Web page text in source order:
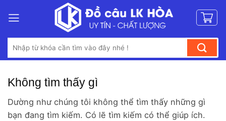
qua
dung
kiếm:
Không tìm thấy gì
Dường như chúng tôi không thể tìm thấy những gì
bạn đang tìm kiếm. Có lẽ tìm kiếm có thể giúp ích.